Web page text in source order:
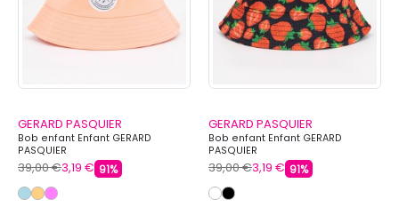
GERARD PASQUIER
Bob enfant Enfant GERARD
PASQUIER
39,00 €3,19 € 91%
GERARD PASQUIER
Bob enfant Enfant GERARD
PASQUIER
39,00 €3,19 € 91%